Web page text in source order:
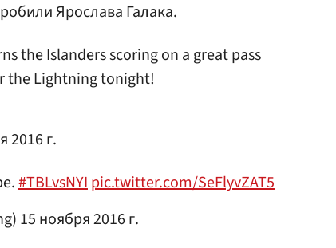
Ярослава Галака.
the Islanders scoring on a great pass
the Lightning tonight!
2016 г.
#TBLvsNYIpic.twitter.com/SeFlyvZAT5
15 ноября 2016 г.